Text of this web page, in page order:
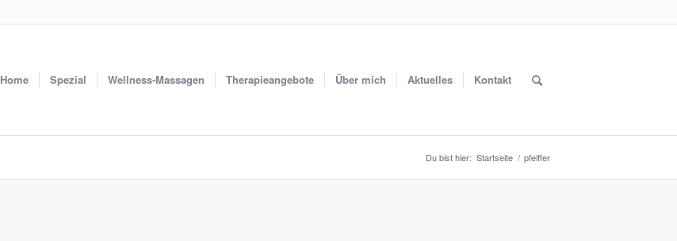
Home Spezial Wellness-Massagen Therapieangebote Über mich Aktuelles Kontakt
Du bist hier: Startseite / pfeiffer